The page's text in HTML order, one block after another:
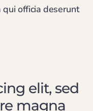
officia deserunt
elit, sed
magna